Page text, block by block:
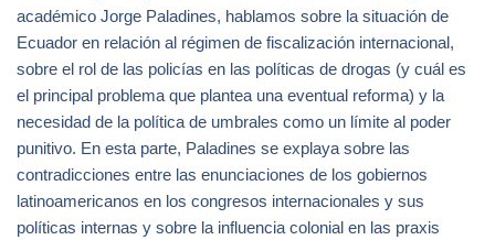
académico Jorge Paladines, hablamos sobre la situación de
Ecuador en relación al régimen de fiscalización internacional,
sobre el rol de las policías en las políticas de drogas (y cuál es
el principal problema que plantea una eventual reforma) y la
necesidad de la política de umbrales como un límite al poder
punitivo. En esta parte, Paladines se explaya sobre las
contradicciones entre las enunciaciones de los gobiernos
latinoamericanos en los congresos internacionales y sus
políticas internas y sobre la influencia colonial en las praxis